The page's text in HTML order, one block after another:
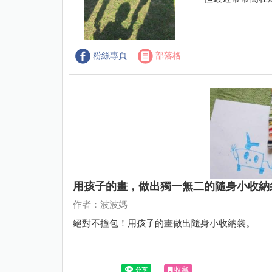
粉絲專頁 部落格
用孩子的畫，做出獨一無二的隨身小收納
作者：波波媽
絕對不撞包！用孩子的畫做出隨身小收納袋。
收藏